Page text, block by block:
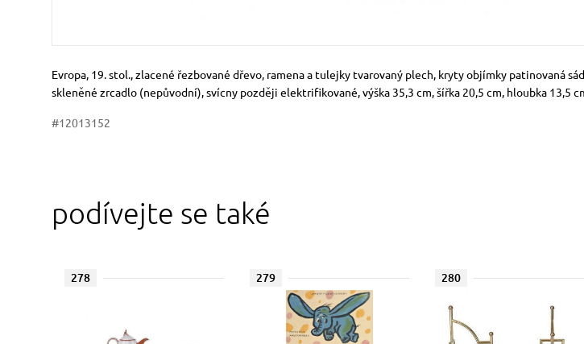
Rozměry
Stručný popis předmětu
Evropa, 19. stol., zlacené řezbované dřevo, ramena a tulejky tvarovaný plech, kryty objímky patinovaná
skleněné zrcadlo (nepůvodní), svícny později elektrifikované, výška 35,3 cm, šířka 20,5 cm, hloubka 13,5
#12013152
podívejte se také
278 279 280